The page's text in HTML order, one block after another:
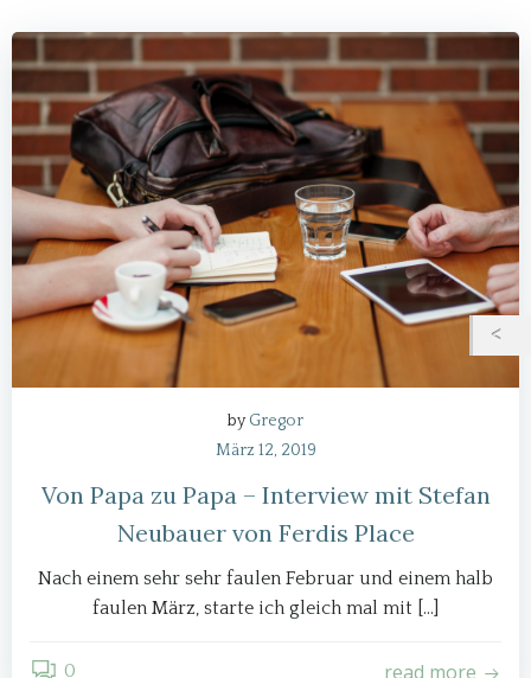
byGregor
März 12, 2019
Von Papa zu Papa – Interview mit Stefan
Neubauer von Ferdis Place
Nach einem sehr sehr faulen Februar und einem halb
faulen März, starte ich gleich mal mit […]
0 read more